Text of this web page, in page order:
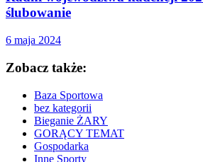
ślubowanie
6 maja 2024
Zobacz także:
Baza Sportowa
bez kategorii
Bieganie ŻARY
GORĄCY TEMAT
Gospodarka
Inne Sporty